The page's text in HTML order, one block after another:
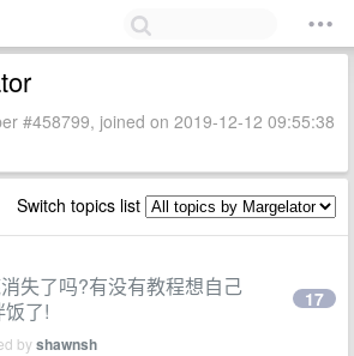
#458799, joined on 2019-12-12 09:55:38
Switch topics list
失了吗?有没有教程想自己
了!
byshawnsh
17